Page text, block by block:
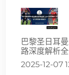
巴黎圣日耳
路深度解析
2025-12-07